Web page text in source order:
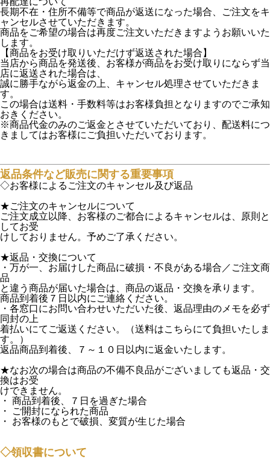
長期不在・住所不備等で商品が返送になった場合、ご注文をキ
ャンセルさせていただきます。
商品をご希望の場合は再度ご注文いただきますようお願いいた
します。
【商品をお受け取りいただけず返送された場合】
当店から商品を発送後、お客様が商品をお受け取りにならず当
店に返送された場合は、
誠に勝手ながら返金の上、キャンセル処理させていただきま
す。
この場合は送料・手数料等はお客様負担となりますのでご承知
おきください。
※商品代金のみのご返金とさせていただいており、配送料につ
きましてはお客様にご負担いただいております。
返品条件など販売に関する重要事項
◇お客様によるご注文のキャンセル及び返品
★ご注文のキャンセルについて
ご注文成立以降、お客様のご都合によるキャンセルは、原則と
してお受
けしておりません。予めご了承ください。
★返品・交換について
・万が一、お届けした商品に破損・不良がある場合／ご注文商
品
と違う商品が届いた場合は、商品の返品・交換を承ります。
商品到着後７日以内にご連絡ください。
・各窓口にお問い合わせいただいた後、返品理由のメモを必ず
同封の上
着払いにてご返送ください。（送料はこちらにて負担いたしま
す。）
返品商品到着後、７～１０日以内に返金いたします。
★なお次の場合は商品の不備不良品がございましても返品・交
換はお受
けできません。
・ 商品到着後、７日を過ぎた場合
・ ご開封になられた商品
・ お客様のもとで破損、変質が生じた場合
◇領収書について